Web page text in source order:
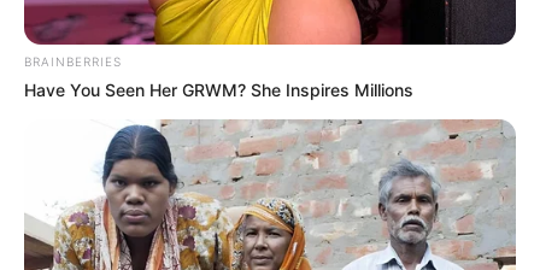
BRAINBERRIES
Have You Seen Her GRWM? She Inspires Millions